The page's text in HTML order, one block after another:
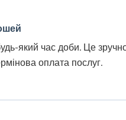
який час доби. Це
оплата послуг.